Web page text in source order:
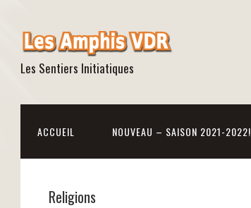
Les Sentiers Initiatiques
ACCUEIL NOUVEAU – SAISON 2021-2022!
Religions